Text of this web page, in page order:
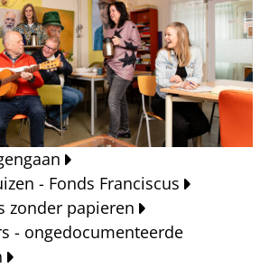
- Fonds Franciscus
zonder papieren
- ongedocumenteerde